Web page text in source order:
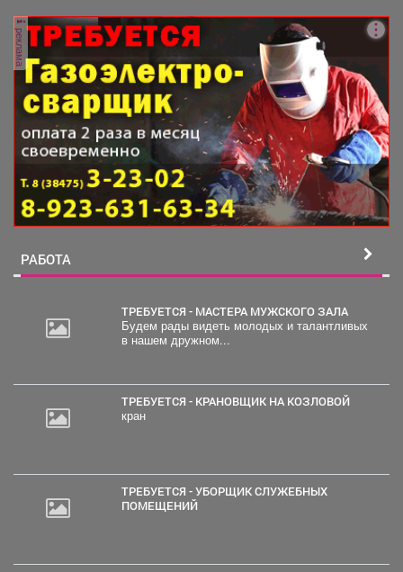
реклама
РАБОТА
ТРЕБУЕТСЯ - МАСТЕРА МУЖСКОГО ЗАЛА
Будем рады видеть молодых и талантливых
в нашем дружном...
ТРЕБУЕТСЯ - КРАНОВЩИК НА КОЗЛОВОЙ
кран
ТРЕБУЕТСЯ - УБОРЩИК СЛУЖЕБНЫХ
ПОМЕЩЕНИЙ